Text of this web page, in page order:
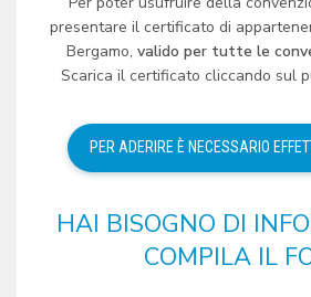
presentare il certificato di
Bergamo, valido per tutte le
Scarica il certificato cliccando sul
HAI BISOGNO DI
COMPILA IL